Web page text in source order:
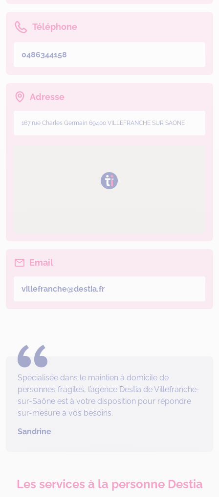
Spécialisée dans le maintien à domicile de
personnes fragiles, l’agence Destia de Villefranche-
sur-Saône est à votre disposition pour répondre
sur-mesure à vos besoins.
Sandrine
Les services à la personne Destia
Téléphone
0486344158
Adresse
167 rue Charles Germain 69400 VILLEFRANCHE SUR SAONE
Email
villefranche@destia.fr